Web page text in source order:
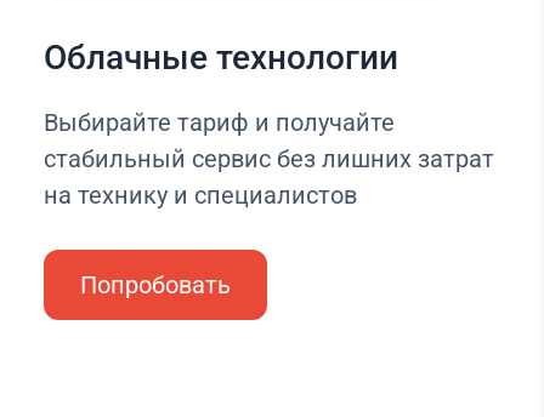
Облачные технологии
Выбирайте тариф и получайте
стабильный сервис без лишних затрат
на технику и специалистов
Попробовать